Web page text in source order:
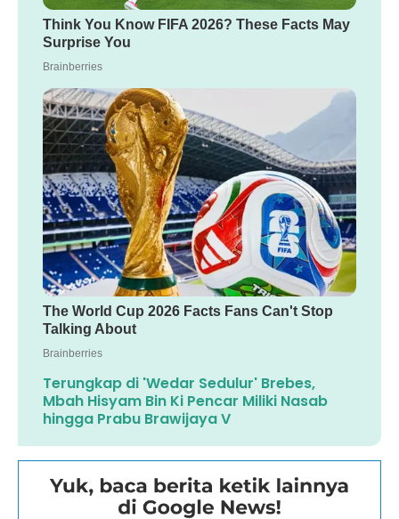
Terungkap di 'Wedar Sedulur' Brebes,
Mbah Hisyam Bin Ki Pencar Miliki Nasab
hingga Prabu Brawijaya V